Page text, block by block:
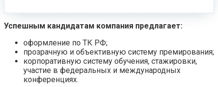
Успешным кандидатам компания предлагает:
оформление по ТК РФ;
прозрачную и объективную систему премирования;
корпоративную систему обучения, стажировки,
участие в федеральных и международных
конференциях.